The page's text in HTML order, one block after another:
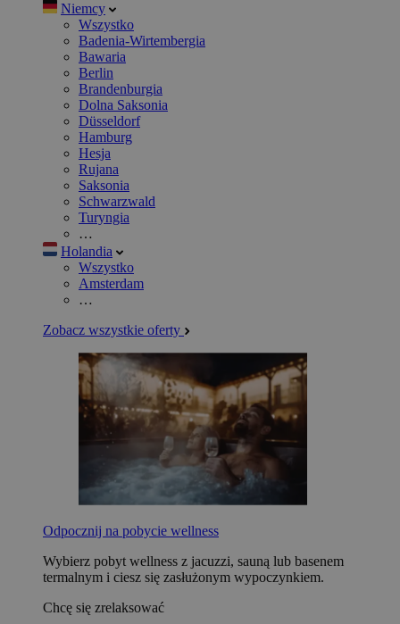
Niemcy
Wszystko
Badenia-Wirtembergia
Bawaria
Berlin
Brandenburgia
Dolna Saksonia
Düsseldorf
Hamburg
Hesja
Rujana
Saksonia
Schwarzwald
Turyngia
…
Holandia
Wszystko
Amsterdam
…
Zobacz wszystkie oferty
Odpocznij na pobycie wellness
Wybierz pobyt wellness z jacuzzi, sauną lub basenem
termalnym i ciesz się zasłużonym wypoczynkiem.
Chcę się zrelaksować